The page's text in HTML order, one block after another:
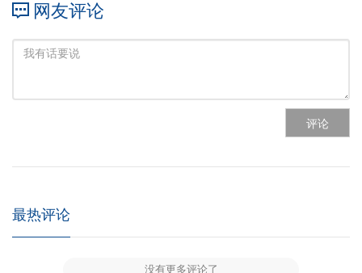
网友评论
评论
最热评论
没有更多评论了